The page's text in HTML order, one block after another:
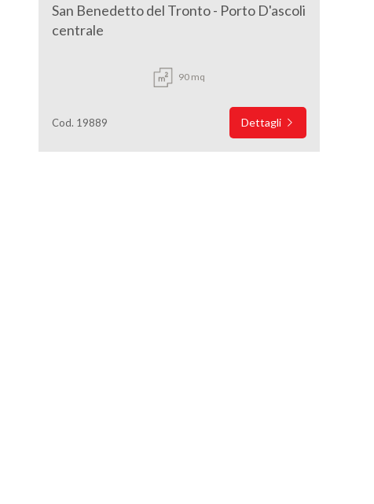
San Benedetto del Tronto - Porto D'ascoli
centrale
90 mq
Cod. 19889 Dettagli